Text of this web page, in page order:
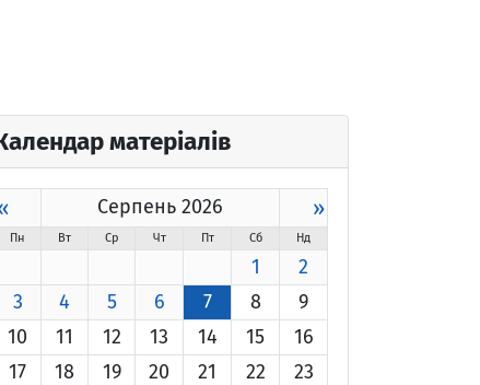
матеріалів
Серпень 2026 »
Пн Вт Ср Чт Пт Сб Нд
1
2
3
4 5 6 7 8
9
10
11 12 13 14 15
16
17
18 19 20 21 22
23